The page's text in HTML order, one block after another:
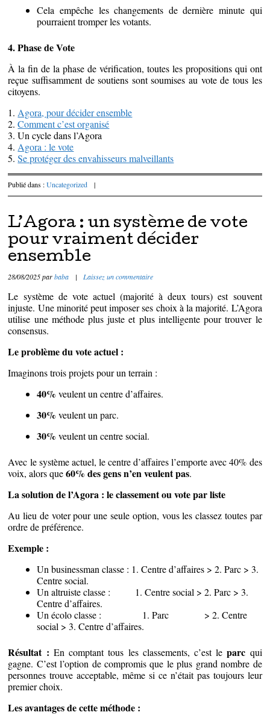
Cela empêche les changements de dernière minute qui
pourraient tromper les votants.
4. Phase de Vote
À la fin de la phase de vérification, toutes les propositions qui ont
reçue suffisamment de soutiens sont soumises au vote de tous les
citoyens.
1.Agora, pour décider ensemble
2.Comment c’est organisé
3. Un cycle dans l’Agora
4.Agora : le vote
5.Se protéger des envahisseurs malveillants
Publié dans :Uncategorized |
L’Agora : un système de vote
pour vraiment décider
ensemble
28/08/2025parbaba | Laissez un commentaire
Le système de vote actuel (majorité à deux tours) est souvent
injuste. Une minorité peut imposer ses choix à la majorité. L’Agora
utilise une méthode plus juste et plus intelligente pour trouver le
consensus.
Le problème du vote actuel :
Imaginons trois projets pour un terrain :
40% veulent un centre d’affaires.
30% veulent un parc.
30% veulent un centre social.
Avec le système actuel, le centre d’affaires l’emporte avec 40% des
voix, alors que60% des gens n’en veulent pas.
La solution de l’Agora : le classement ou vote par liste
Au lieu de voter pour une seule option, vous les classez toutes par
ordre de préférence.
Exemple :
Un businessman classe : 1. Centre d’affaires > 2. Parc > 3.
Centre social.
Un altruiste classe : 1. Centre social > 2. Parc > 3.
Centre d’affaires.
Un écolo classe : 1. Parc > 2. Centre
social > 3. Centre d’affaires.
Résultat : En comptant tous les classements, c’est leparc qui
gagne. C’est l’option de compromis que le plus grand nombre de
personnes trouve acceptable, même si ce n’était pas toujours leur
premier choix.
Les avantages de cette méthode :